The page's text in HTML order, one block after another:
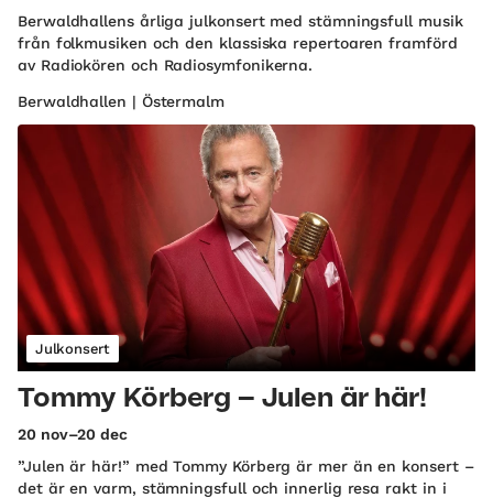
Berwaldhallens årliga julkonsert med stämningsfull musik
från folkmusiken och den klassiska repertoaren framförd
av Radiokören och Radiosymfonikerna.
Berwaldhallen | Östermalm
Julkonsert
Tommy Körberg – Julen är här!
20 nov–20 dec
”Julen är här!” med Tommy Körberg är mer än en konsert –
det är en varm, stämningsfull och innerlig resa rakt in i